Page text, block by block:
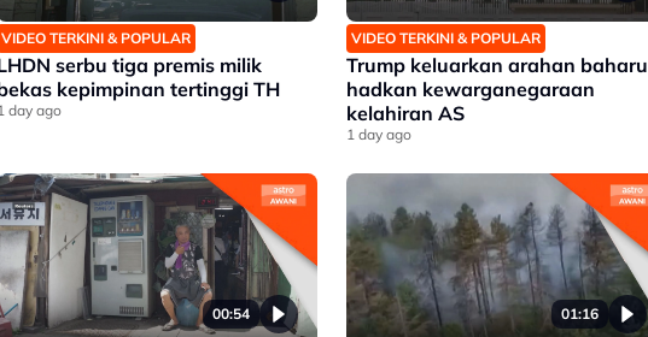
VIDEO TERKINI & POPULAR
serbu tiga premis milik
kepimpinan tertinggi TH
day ago
VIDEO TERKINI & POPULAR
Trump keluarkan arahan baharu
hadkan kewarganegaraan
kelahiran AS
1 day ago
00:54 01:16